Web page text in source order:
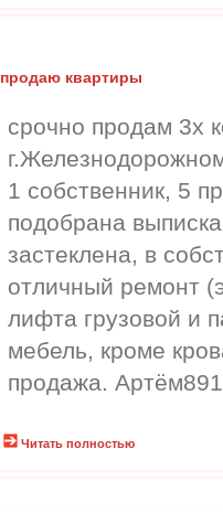
продаю квартиры
срочно продам 3х
1 собственник, 5
подобрана
застеклена, в
отличный ремонт
лифта грузовой и
мебель, кроме
продажа.
Читать полностью